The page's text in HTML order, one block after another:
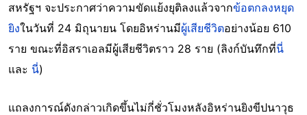
สหรัฐฯ จะประกาศว่าความขัดแย้งยุติลงแล้วจากข้อตกลงหยุด
ยิงในวันที่ 24 มิถุนายน โดยอิหร่านมีผู้เสียชีวิตอย่างน้อย 610
ราย ขณะที่อิสราเอลมีผู้เสียชีวิตราว 28 ราย (ลิงก์บันทึกที่นี่
และ นี่)
แถลงการณ์ดังกล่าวเกิดขึ้นไม่กี่ชั่วโมงหลังอิหร่านยิงขีปนาวุธ